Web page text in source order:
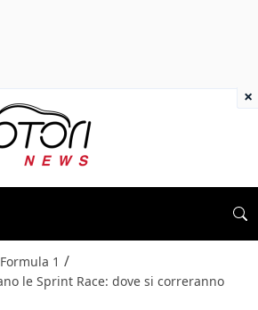
Formula 1 /
le Sprint Race: dove si correranno
×